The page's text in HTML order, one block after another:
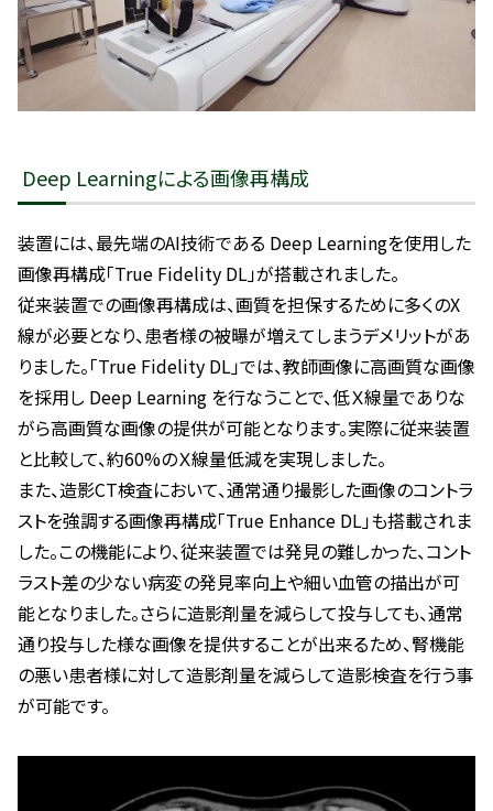
Deep Learningによる画像再構成
装置には、最先端のAI技術である Deep Learningを使用した
画像再構成「True Fidelity DL」が搭載されました。
従来装置での画像再構成は、画質を担保するために多くのX
線が必要となり、患者様の被曝が増えてしまうデメリットがあ
りました。「True Fidelity DL」では、教師画像に高画質な画像
を採用し Deep Learning を行なうことで、低Ｘ線量でありな
がら高画質な画像の提供が可能となります。実際に従来装置
と比較して、約60%のＸ線量低減を実現しました。
また、造影CT検査において、通常通り撮影した画像のコントラ
ストを強調する画像再構成「True Enhance DL」も搭載されま
した。この機能により、従来装置では発見の難しかった、コント
ラスト差の少ない病変の発見率向上や細い血管の描出が可
能となりました。さらに造影剤量を減らして投与しても、通常
通り投与した様な画像を提供することが出来るため、腎機能
の悪い患者様に対して造影剤量を減らして造影検査を行う事
が可能です。